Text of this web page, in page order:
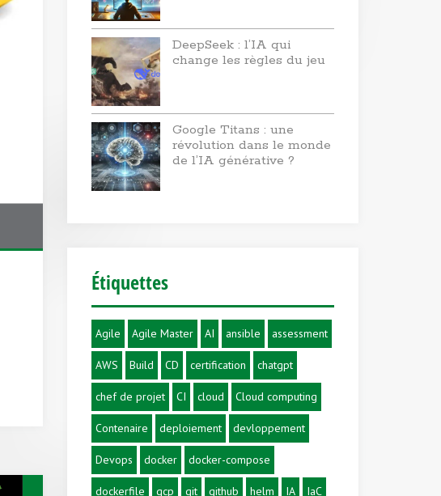
DeepSeek : l’IA qui
change les règles du jeu
Google Titans : une
révolution dans le monde
de l’IA générative ?
Étiquettes
Agile Agile Master AI ansible assessment
AWS Build CD certification chatgpt
chef de projet CI cloud Cloud computing
Contenaire deploiement devloppement
Devops docker docker-compose
dockerfile gcp git github helm IA IaC